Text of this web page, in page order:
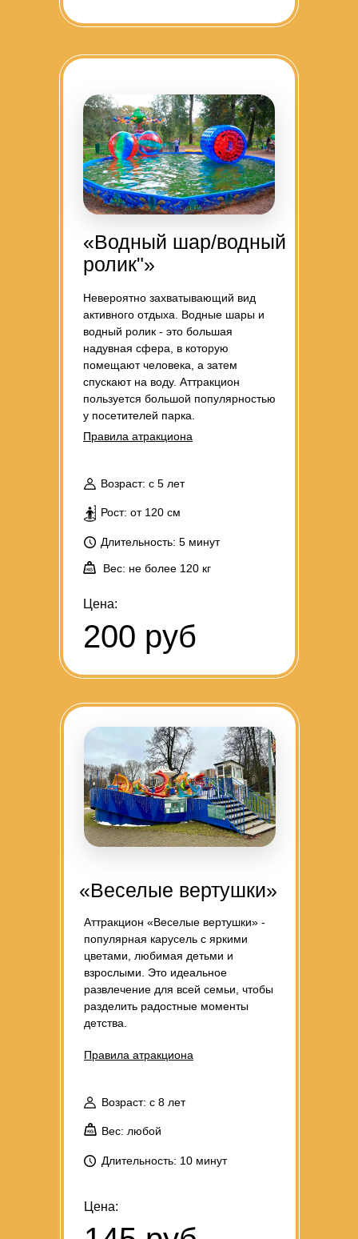
200 руб
Цена:
Правила атракциона
«Водный шар/водный
ролик"»
Невероятно захватывающий вид
активного отдыха. Водные шары и
водный ролик - это большая
надувная сфера, в которую
помещают человека, а затем
спускают на воду. Аттракцион
пользуется большой популярностью
у посетителей парка.
Возраст: с 5 лет
Рост: от 120 см
Длительность: 5 минут
Вес: не более 120 кг
Цена:
Правила атракциона
«Веселые вертушки»
Аттракцион «Веселые вертушки» -
популярная карусель с яркими
цветами, любимая детьми и
взрослыми. Это идеальное
развлечение для всей семьи, чтобы
разделить радостные моменты
детства.
Возраст: с 8 лет
Вес: любой
Длительность: 10 минут